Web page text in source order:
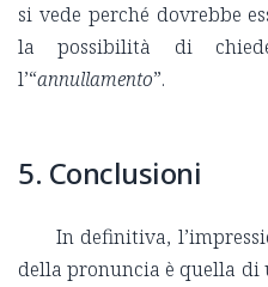
si vede perché dovrebbe
la possibilità di
l’“annullamento”.
5. Conclusioni
In definitiva,
della pronuncia è quella di